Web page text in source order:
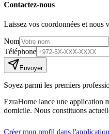
Contactez-nous
Laissez vos coordonnées et nous
Nom
Téléphone
Envoyer
Soyez parmi les premiers
EzraHome lance une application
domicile. Nous constituons
Créer mon profil dans l'application